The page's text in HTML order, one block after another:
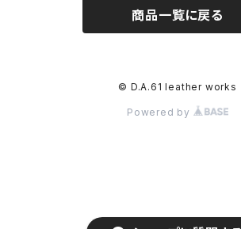
商品一覧に戻る
© D.A.61 leather works
Powered by